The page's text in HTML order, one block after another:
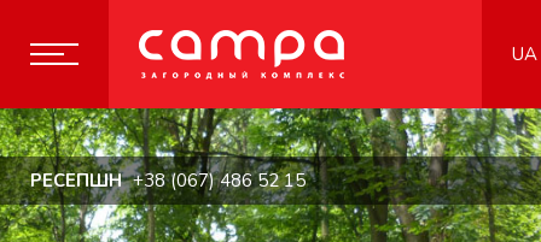
UA
РЕСЕПШН +38 (067) 486 52 15